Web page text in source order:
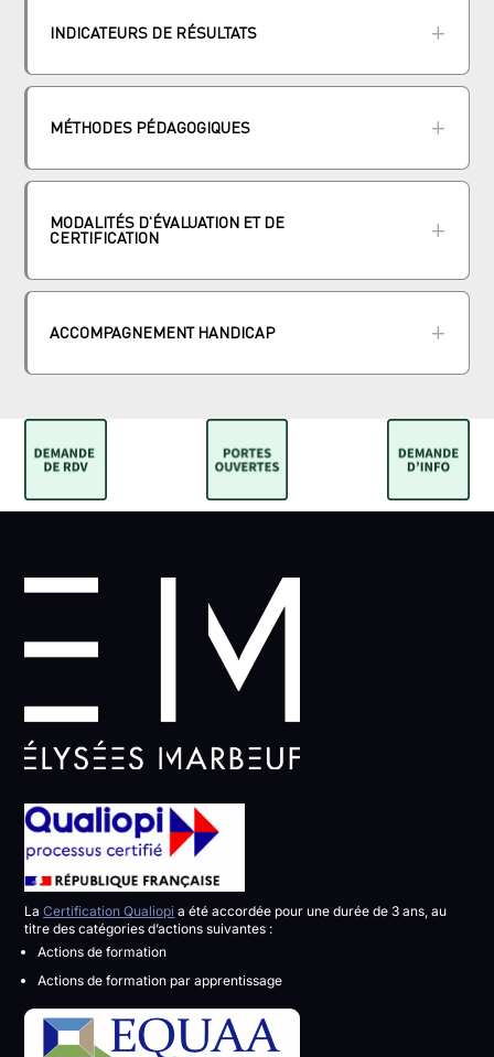
INDICATEURS DE RÉSULTATS
MÉTHODES PÉDAGOGIQUES
MODALITÉS D'ÉVALUATION ET DE
CERTIFICATION
ACCOMPAGNEMENT HANDICAP
LaCertification Qualiopi a été accordée pour une durée de 3 ans, au
titre des catégories d’actions suivantes :
Actions de formation
Actions de formation par apprentissage